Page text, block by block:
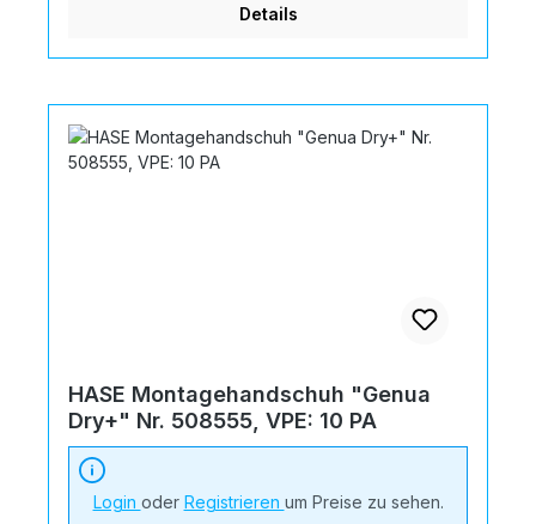
Details
HASE Montagehandschuh "Genua
Dry+" Nr. 508555, VPE: 10 PA
Login oder Registrieren um Preise zu sehen.